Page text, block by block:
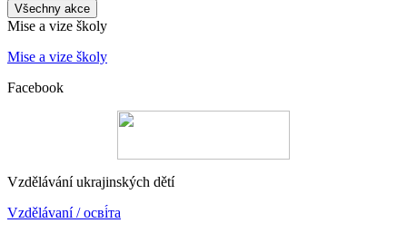
Všechny akce
Mise a vize školy
Mise a vize školy
Facebook
Vzdělávání ukrajinských dětí
Vzdělávaní / осві́та